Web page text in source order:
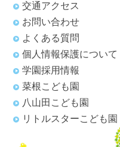
交通アクセス
お問い合わせ
よくある質問
個人情報保護について
学園採用情報
菜根こども園
八山田こども園
リトルスターこども園